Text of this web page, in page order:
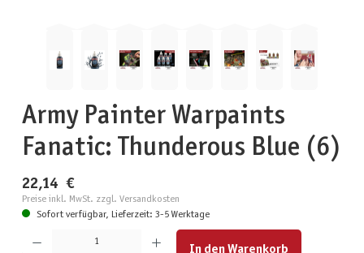
Army Painter Warpaints
Fanatic: Thunderous Blue (6)
22,14 €
Preise inkl. MwSt. zzgl. Versandkosten
Sofort verfügbar, Lieferzeit: 3-5 Werktage
Produkt Anzahl: Gib den gewünschten Wert ein oder benutze die Schaltflächen um die Anzahl zu
In den Warenkorb